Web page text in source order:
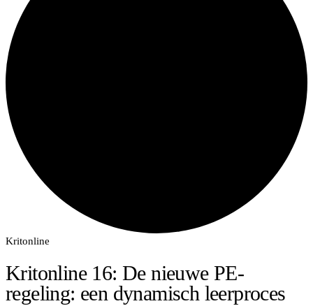
Kritonline
Kritonline 16: De nieuwe PE-
regeling: een dynamisch leerproces